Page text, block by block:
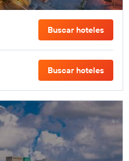
Buscar hoteles
Buscar hoteles